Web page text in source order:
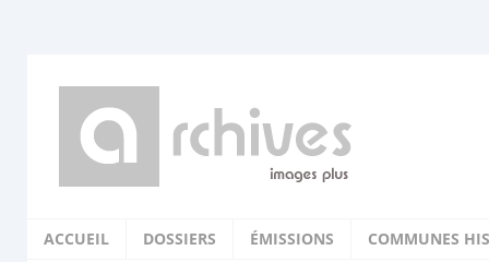
ACCUEIL DOSSIERS ÉMISSIONS COMMUNES